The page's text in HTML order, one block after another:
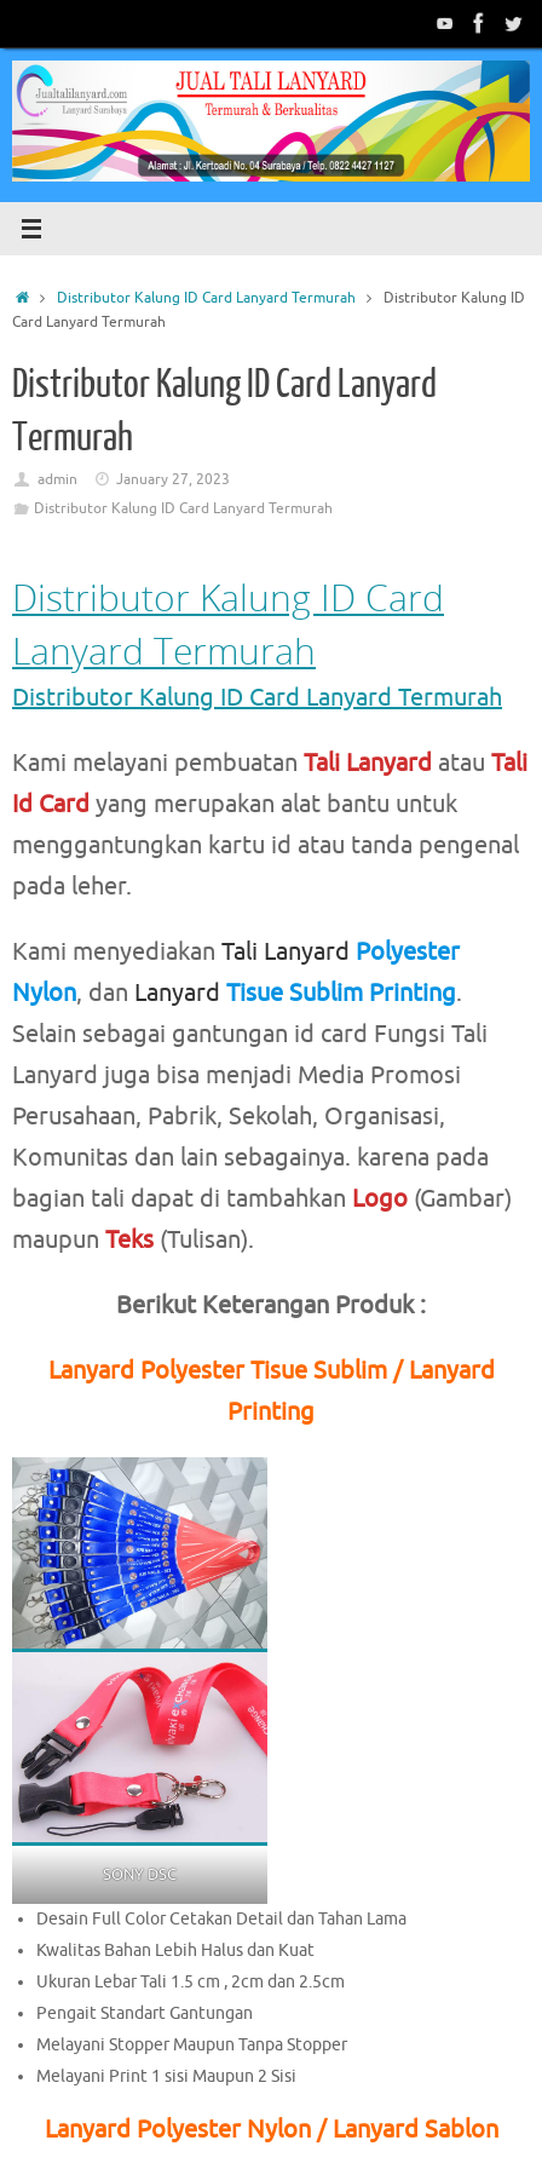
content
HomeDistributor Kalung ID Card Lanyard Termurah
Distributor Kalung ID
Card Lanyard Termurah
Distributor Kalung ID Card Lanyard
Termurah
admin
January 27, 2023
Distributor Kalung ID Card Lanyard Termurah
Distributor Kalung ID Card
Lanyard Termurah
Distributor Kalung ID Card Lanyard Termurah
Kami melayani pembuatan Tali Lanyard atau Tali
Id Card yang merupakan alat bantu untuk
menggantungkan kartu id atau tanda pengenal
pada leher.
Kami menyediakan Tali Lanyard Polyester
Nylon, dan Lanyard Tisue Sublim Printing.
Selain sebagai gantungan id card Fungsi Tali
Lanyard juga bisa menjadi Media Promosi
Perusahaan, Pabrik, Sekolah, Organisasi,
Komunitas dan lain sebagainya. karena pada
bagian tali dapat di tambahkan Logo (Gambar)
maupun Teks (Tulisan).
Berikut Keterangan Produk :
Lanyard Polyester Tisue Sublim / Lanyard
Printing
SONY DSC
Desain Full Color Cetakan Detail dan Tahan Lama
Kwalitas Bahan Lebih Halus dan Kuat
Ukuran Lebar Tali 1.5 cm , 2cm dan 2.5cm
Pengait Standart Gantungan
Melayani Stopper Maupun Tanpa Stopper
Melayani Print 1 sisi Maupun 2 Sisi
Lanyard Polyester Nylon / Lanyard Sablon